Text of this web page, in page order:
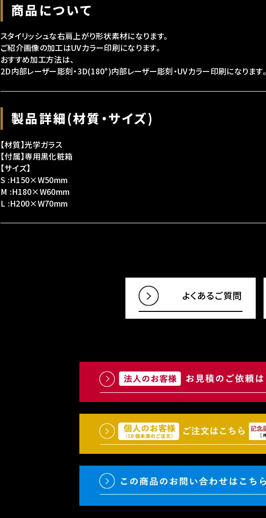
商品について
スタイリッシュな右肩上がり形状素材になります。
ご紹介画像の加工はUVカラー印刷になります。
おすすめ加工方法は、
2D内部レーザー彫刻・3D(180°)内部レーザー彫刻・UVカラー印刷になります。
製品詳細(材質・サイズ)
【材質】光学ガラス
【付属】専用黒化粧箱
【サイズ】
S :H150×W50mm
M :H180×W60mm
L :H200×W70mm
よくあるご質問